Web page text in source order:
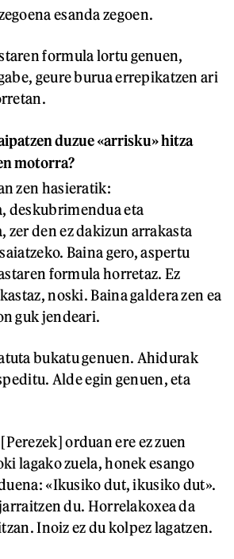
esanda zegoen.
formula lortu genuen,
geure burua errepikatzen ari
duzue «arrisku» hitza
motorra?
zen hasieratik:
deskubrimendua eta
zer den ez dakizun arrakasta
Baina gero, aspertu
formula horretaz. Ez
noski. Baina galdera zen ea
guk jendeari.
bukatu genuen. Ahidurak
Alde egin genuen, eta
orduan ere ez zuen
lagako zuela, honek esango
«Ikusiko dut, ikusiko dut».
du. Horrelakoxea da
Inoiz ez du kolpez lagatzen.